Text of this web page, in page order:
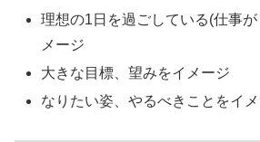
理想の1日を過ごしている(仕事
メージ
大きな目標、望みをイメージ
なりたい姿、やるべきことをイ